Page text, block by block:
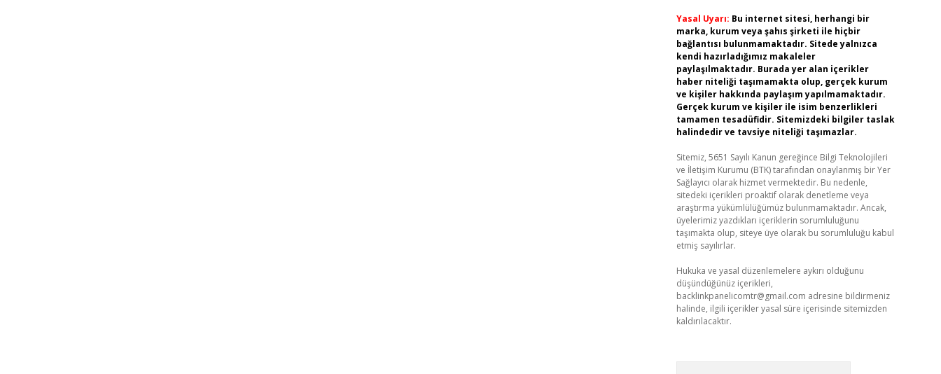
Yasal Uyarı: Bu internet sitesi, herhangi bir
marka, kurum veya şahıs şirketi ile hiçbir
bağlantısı bulunmamaktadır. Sitede yalnızca
kendi hazırladığımız makaleler
paylaşılmaktadır. Burada yer alan içerikler
haber niteliği taşımamakta olup, gerçek kurum
ve kişiler hakkında paylaşım yapılmamaktadır.
Gerçek kurum ve kişiler ile isim benzerlikleri
tamamen tesadüfidir. Sitemizdeki bilgiler taslak
halindedir ve tavsiye niteliği taşımazlar.
Sitemiz, 5651 Sayılı Kanun gereğince Bilgi Teknolojileri
ve İletişim Kurumu (BTK) tarafından onaylanmış bir Yer
Sağlayıcı olarak hizmet vermektedir. Bu nedenle,
sitedeki içerikleri proaktif olarak denetleme veya
araştırma yükümlülüğümüz bulunmamaktadır. Ancak,
üyelerimiz yazdıkları içeriklerin sorumluluğunu
taşımakta olup, siteye üye olarak bu sorumluluğu kabul
etmiş sayılırlar.
Hukuka ve yasal düzenlemelere aykırı olduğunu
düşündüğünüz içerikleri,
backlinkpanelicomtr@gmail.com adresine bildirmeniz
halinde, ilgili içerikler yasal süre içerisinde sitemizden
kaldırılacaktır.